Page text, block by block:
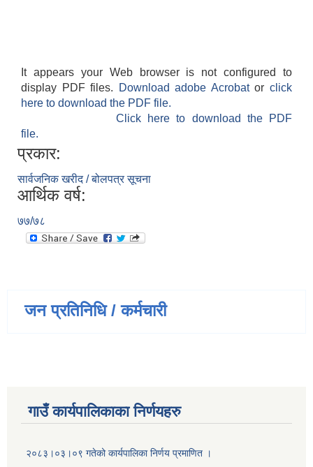
It appears your Web browser is not configured to
display PDF files.
Download adobe Acrobatorclick
here to download the PDF file.
Click here to download the PDF
file.
प्रकार:
सार्वजनिक खरीद / बोलपत्र सूचना
आर्थिक वर्ष:
७७/७८
जन प्रतिनिधि / कर्मचारी
गाउँ कार्यपालिकाका निर्णयहरु
२०८३।०३।०९ गतेको कार्यपालिका निर्णय प्रमाणित ।